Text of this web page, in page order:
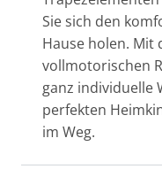
Sie sich den
Hause holen.
vollmotorischen
ganz individuelle
perfekten
im Weg.